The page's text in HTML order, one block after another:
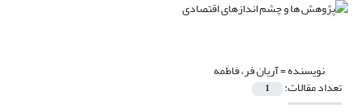
نویسنده =آریان فر، فاطمه
تعداد مقالات: 1